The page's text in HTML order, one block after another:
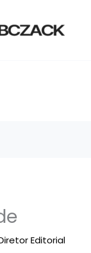
Editorial